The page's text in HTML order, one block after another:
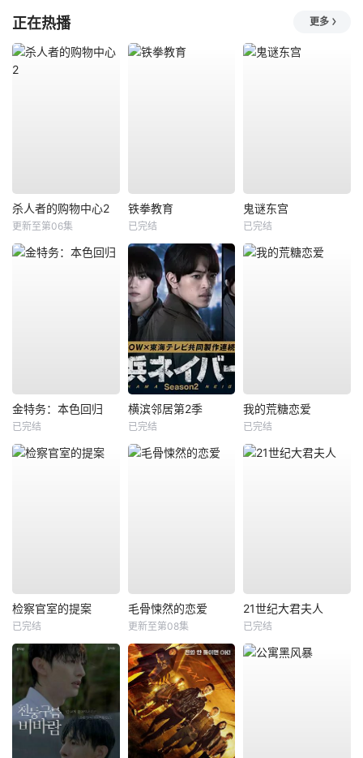
正在热播 更多
杀人者的购物中心2
更新至第06集
铁拳教育
已完结
鬼谜东宫
已完结
金特务：本色回归
已完结
横滨邻居第2季
已完结
我的荒糖恋爱
已完结
检察官室的提案
已完结
毛骨悚然的恋爱
更新至第08集
21世纪大君夫人
已完结